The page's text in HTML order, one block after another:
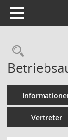
Toggle navigation
Vertreter